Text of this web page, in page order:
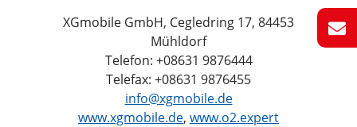
XGmobile GmbH, Cegledring 17, 84453
Mühldorf
Telefon: +08631 9876444
Telefax: +08631 9876455
info@xgmobile.de
www.xgmobile.de, www.o2.expert